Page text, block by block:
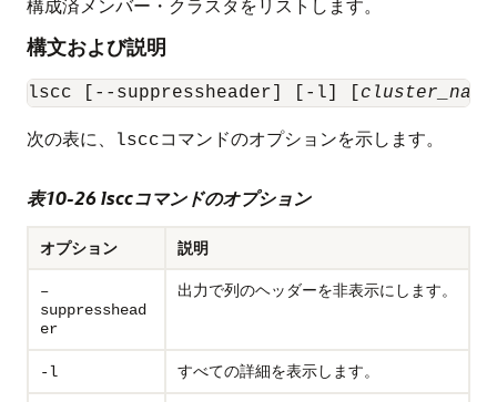
構成済メンバー・クラスタをリストします。
構文および説明
lscc [--suppressheader] [-l] [ cluster_name
次の表に、 lsccコマンドのオプションを示します。
表10-26 lsccコマンドのオプション
オプション 説明
–
suppresshead
er
出力で列のヘッダーを非表示にします。
-l すべての詳細を表示します。